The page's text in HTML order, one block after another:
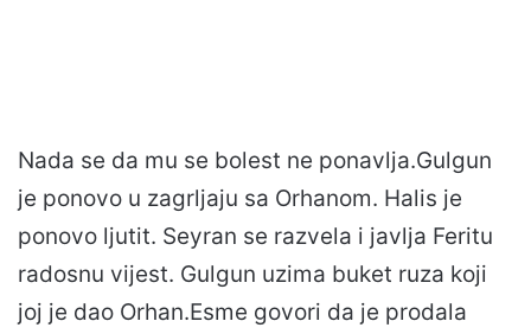
Nada se da mu se bolest ne ponavlja.Gulgun
je ponovo u zagrljaju sa Orhanom. Halis je
ponovo ljutit. Seyran se razvela i javlja Feritu
radosnu vijest. Gulgun uzima buket ruza koji
joj je dao Orhan.Esme govori da je prodala